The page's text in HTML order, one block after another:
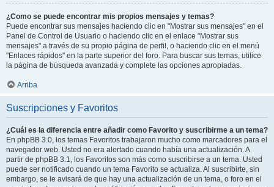
¿Como se puede encontrar mis propios mensajes y temas?
Puede encontrar sus mensajes haciendo clic en "Mostrar sus mensajes" en el
Panel de Control de Usuario o haciendo clic en el enlace "Mostrar sus
mensajes" a través de su propio página de perfil, o haciendo clic en el menú
"Enlaces rápidos" en la parte superior del foro. Para buscar sus temas, utilice
la página de búsqueda avanzada y complete las opciones apropiadas.
Arriba
Suscripciones y Favoritos
¿Cuál es la diferencia entre añadir como Favorito y suscribirme a un tema?
En phpBB 3.0, los temas Favoritos trabajaron mucho como marcadores para el
navegador web. Usted no era alertado cuando había una actualización. A
partir de phpBB 3.1, los Favoritos son más como suscribirse a un tema. Usted
puede ser notificado cuando un tema Favorito se actualiza. Al suscribirte, sin
embargo, se le avisará de que hay una actualización de un tema, o foro en el